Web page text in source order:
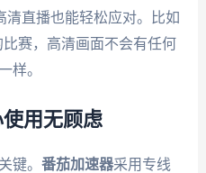
清直播也能轻松应对。比如
赛，高清画面不会有任何
样。
用无顾虑
键。 番茄加速器采用专线